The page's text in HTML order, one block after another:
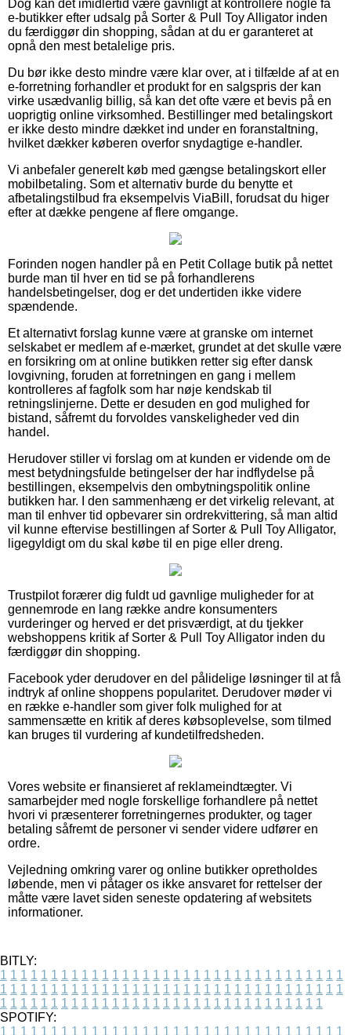
Dog kan det imidlertid være gavnligt at kontrollere nogle få
e-butikker efter udsalg på Sorter & Pull Toy Alligator inden
du færdiggør din shopping, sådan at du er garanteret at
opnå den mest betalelige pris.
Du bør ikke desto mindre være klar over, at i tilfælde af at en
e-forretning forhandler et produkt for en salgspris der kan
virke usædvanlig billig, så kan det ofte være et bevis på en
uoprigtig online virksomhed. Bestillinger med betalingskort
er ikke desto mindre dækket ind under en foranstaltning,
hvilket dækker køberen overfor snydagtige e-handler.
Vi anbefaler generelt køb med gængse betalingskort eller
mobilbetaling. Som et alternativ burde du benytte et
afbetalingstilbud fra eksempelvis ViaBill, forudsat du higer
efter at dække pengene af flere omgange.
Forinden nogen handler på en Petit Collage butik på nettet
burde man til hver en tid se på forhandlerens
handelsbetingelser, dog er det undertiden ikke videre
spændende.
Et alternativt forslag kunne være at granske om internet
selskabet er medlem af e-mærket, grundet at det skulle være
en forsikring om at online butikken retter sig efter dansk
lovgivning, foruden at forretningen en gang i mellem
kontrolleres af fagfolk som har nøje kendskab til
retningslinjerne. Dette er desuden en god mulighed for
bistand, såfremt du forvoldes vanskeligheder ved din
handel.
Herudover stiller vi forslag om at kunden er vidende om de
mest betydningsfulde betingelser der har indflydelse på
bestillingen, eksempelvis den ombytningspolitik online
butikken har. I den sammenhæng er det virkelig relevant, at
man til enhver tid opbevarer sin ordrekvittering, så man altid
vil kunne eftervise bestillingen af Sorter & Pull Toy Alligator,
ligegyldigt om du skal købe til en pige eller dreng.
Trustpilot forærer dig fuldt ud gavnlige muligheder for at
gennemrode en lang række andre konsumenters
vurderinger og herved er det prisværdigt, at du tjekker
webshoppens kritik af Sorter & Pull Toy Alligator inden du
færdiggør din shopping.
Facebook yder derudover en del pålidelige løsninger til at få
indtryk af online shoppens popularitet. Derudover møder vi
en række e-handler som giver folk mulighed for at
sammensætte en kritik af deres købsoplevelse, som tilmed
kan bruges til vurdering af kundetilfredsheden.
Vores website er finansieret af reklameindtægter. Vi
samarbejder med nogle forskellige forhandlere på nettet
hvori vi præsenterer forretningernes produkter, og tager
betaling såfremt de personer vi sender videre udfører en
ordre.
Vejledning omkring varer og online butikker opretholdes
løbende, men vi påtager os ikke ansvaret for rettelser der
måtte være lavet siden seneste opdatering af websitets
informationer.
BITLY:
1 1 1 1 1 1 1 1 1 1 1 1 1 1 1 1 1 1 1 1 1 1 1 1 1 1 1 1 1 1 1 1 1 1
1 1 1 1 1 1 1 1 1 1 1 1 1 1 1 1 1 1 1 1 1 1 1 1 1 1 1 1 1 1 1 1 1 1
1 1 1 1 1 1 1 1 1 1 1 1 1 1 1 1 1 1 1 1 1 1 1 1 1 1 1 1 1 1 1 1
SPOTIFY:
1 1 1 1 1 1 1 1 1 1 1 1 1 1 1 1 1 1 1 1 1 1 1 1 1 1 1 1 1 1 1 1 1 1